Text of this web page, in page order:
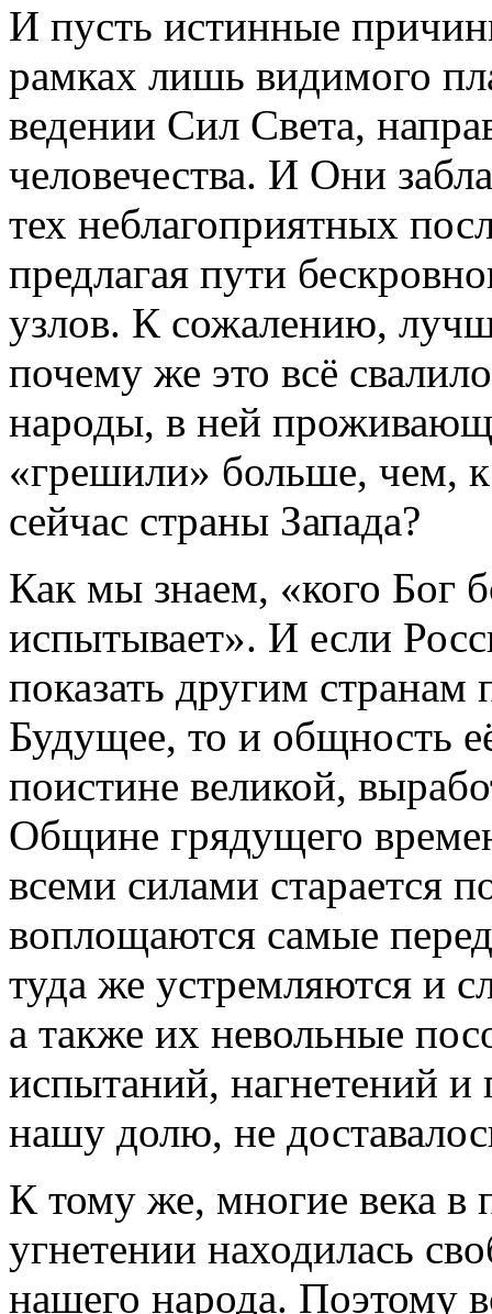
И пусть истинные
рамках лишь видимого
ведении Сил Света,
человечества. И Они
тех неблагоприятных
предлагая пути
узлов. К сожалению,
почему же это всё
народы, в ней
«грешили» больше, чем,
сейчас страны Запада?
Как мы знаем, «кого Бог
испытывает». И если
показать другим странам
Будущее, то и общность
поистине великой,
Общине грядущего
всеми силами старается
воплощаются самые
туда же устремляются и
а также их невольные
испытаний, нагнетений
нашу долю, не
К тому же, многие века в
угнетении находилась
нашего народа. Поэтому